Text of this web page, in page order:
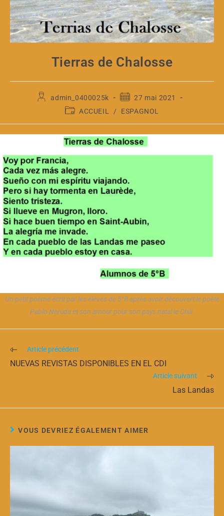
Tierras de Chalosse
admin_0400025k
27 mai 2021
ACCUEIL / ESPAGNOL
Un petit poème écrit par les élèves de 5°B après avoir découvert le poète
Pablo Neruda et son amour pour son pays natal le Chili.
Article précédent
NUEVAS REVISTAS DISPONIBLES EN EL CDI
Article suivant
Las Landas
VOUS DEVRIEZ ÉGALEMENT AIMER